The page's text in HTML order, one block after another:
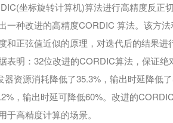
坐标旋转计算机)算法进行高精度反正
一种改进的高精度CORDIC 算法。该方
和正弦值近似的原理，对迭代后的结果
表明：32位改进的CORDIC算法，保证
器资源消耗降低了35.3%，输出时延降低
，输出时延可降低60%。改进的
于高精度计算的场景。